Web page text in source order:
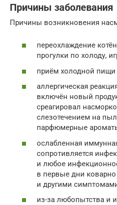
Причины заболевания
Причины возникновения
переохлаждение
прогулки по холоду,
приём холодной пищи
аллергическая
включён новый
среагировал
слезотечением на
парфюмерные
ослабленная
сопротивляется
и любое
в первые дни
и другими
из-за любопытства и